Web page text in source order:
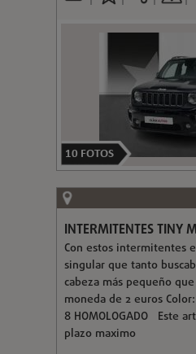
10 FOTOS
INTERMITENTES TINY
Con estos intermitentes
singular que tanto
cabeza más pequeño
moneda de 2 euros
8 HOMOLOGADO Este
plazo maximo